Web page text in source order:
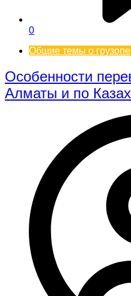
0
Общие темы о
Особенности
Алматы и по